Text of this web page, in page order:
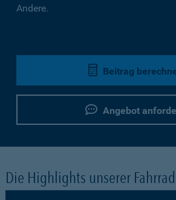
Andere.
Beitrag
Angebot
Die Highlights unserer